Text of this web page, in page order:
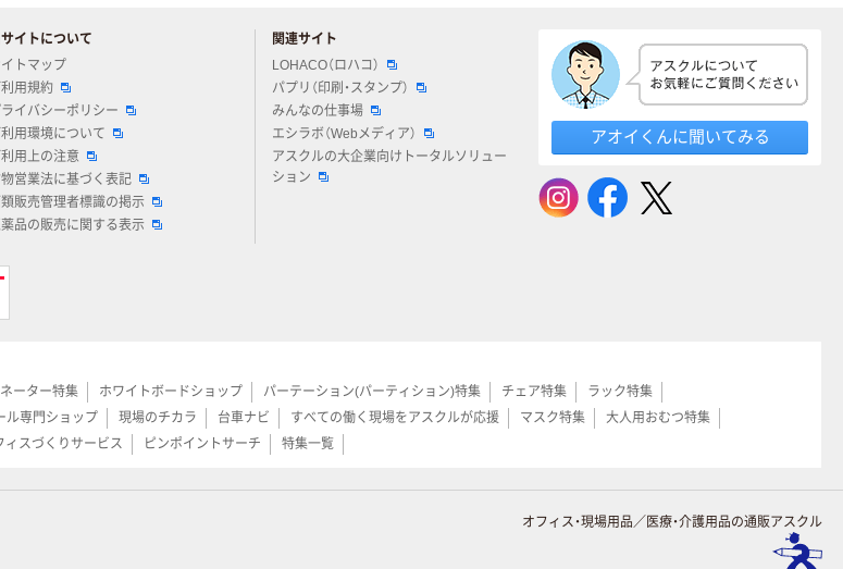
イトについて
トマップ
利用規約
イバシーポリシー
利用環境について
利用上の注意
営業法に基づく表記
販売管理者標識の掲示
薬品の販売に関する表示
関連サイト
LOHACO（ロハコ）
パプリ（印刷・スタンプ）
みんなの仕事場
エシラボ（Webメディア）
アスクルの大企業向けトータルソリュー
ション
アオイくんに聞いてみる
ーター特集 ホワイトボードショップ パーテーション(パーティション)特集 チェア特集
ラック特集
ル専門ショップ 現場のチカラ 台車ナビ すべての働く現場をアスクルが応援 マスク特集
大人用おむつ特集
ィスづくりサービス ピンポイントサーチ 特集一覧
オフィス・現場用品／医療・介護用品の通販アスクル